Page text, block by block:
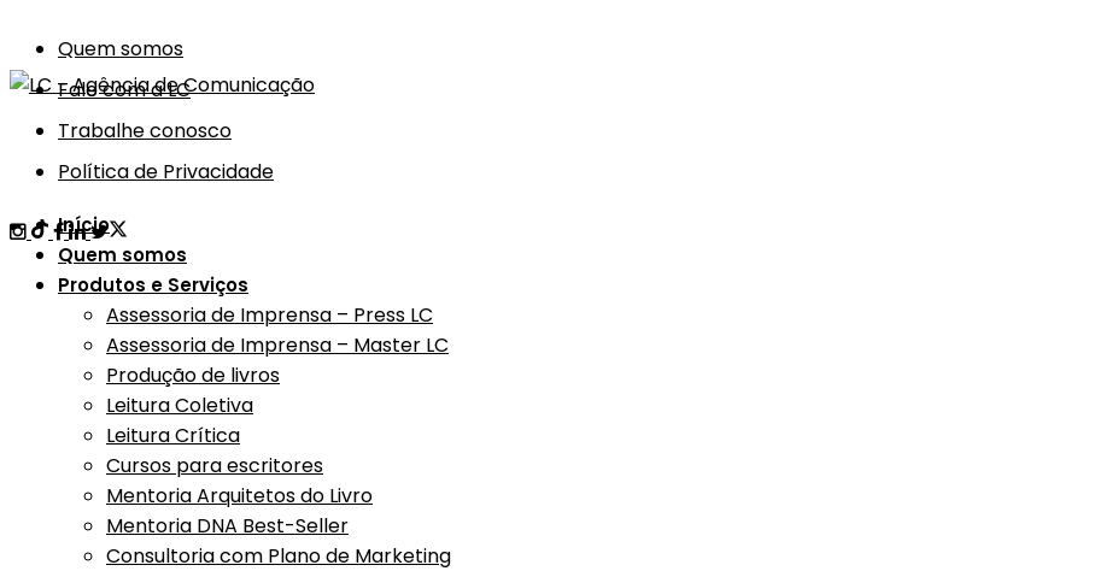
Quem somos
Fale com a LC
Trabalhe conosco
Política de Privacidade
Início
Quem somos
Produtos e Serviços
Assessoria de Imprensa – Press LC
Assessoria de Imprensa – Master LC
Produção de livros
Leitura Coletiva
Leitura Crítica
Cursos para escritores
Mentoria Arquitetos do Livro
Mentoria DNA Best-Seller
Consultoria com Plano de Marketing